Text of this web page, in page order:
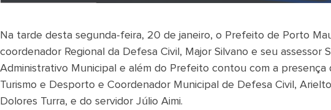
Na tarde desta segunda-feira, 20 de janeiro, o Prefeito de Porto
coordenador Regional da Defesa Civil, Major Silvano e seu
Administrativo Municipal e além do Prefeito contou com a
Turismo e Desporto e Coordenador Municipal de Defesa Civil,
Dolores Turra, e do servidor Júlio Aimi.